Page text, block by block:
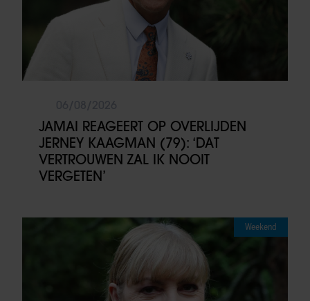
JAMAI REAGEERT OP OVERLIJDEN
JERNEY KAAGMAN (79): ‘DAT
VERTROUWEN ZAL IK NOOIT
VERGETEN’
Weekend